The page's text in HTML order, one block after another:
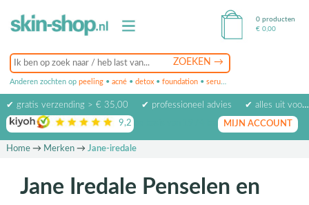
Anderen zochten op peeling • acné • detox • foundation • serum
0 producten
€ 0,00
✔ gratis verzending > € 35,00 ✔ professioneel advies
✔ alles uit voorraad leverbaar
9,2 op basis van beoordelingen
MIJN ACCOUNT
Home→ Merken→ Jane-iredale
Jane Iredale Penselen en